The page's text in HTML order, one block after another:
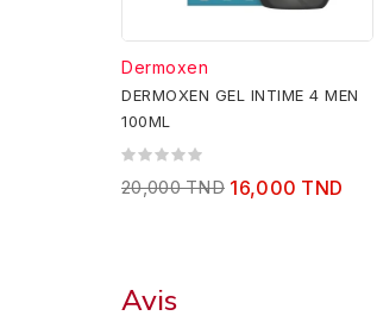
Dermoxen
DERMOXEN GEL INTIME 4 MEN
100ML
20,000 TND 16,000 TND
Avis